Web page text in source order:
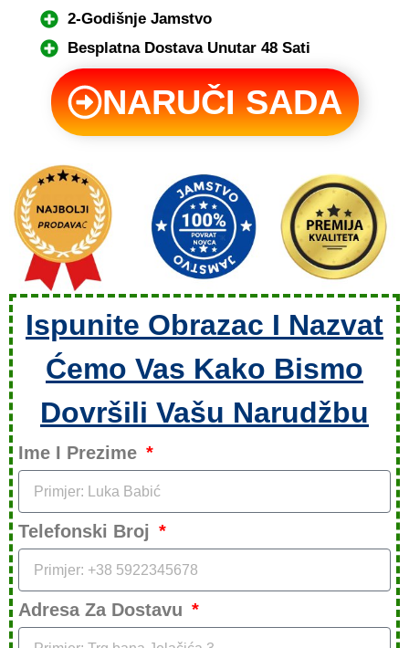
2-Godišnje Jamstvo
Besplatna Dostava Unutar 48 Sati
NARUČI SADA
Ispunite Obrazac I Nazvat
Ćemo Vas Kako Bismo
Dovršili Vašu Narudžbu
Ime I Prezime
Telefonski Broj
Adresa Za Dostavu